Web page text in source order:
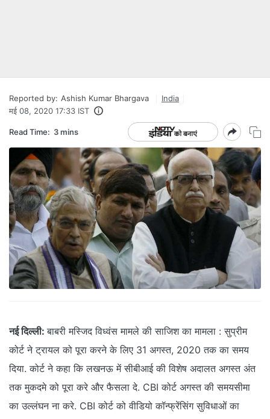
Reported by: Ashish Kumar Bhargava
India
मई 08, 2020 17:33 IST
Read Time: 3 mins
नई दिल्ली: बाबरी मस्जिद विध्वंस मामले की साजिश का मामला : सुप्रीम
कोर्ट ने ट्रायल को पूरा करने के लिए 31 अगस्त, 2020 तक का समय
दिया. कोर्ट ने कहा कि लखनऊ में सीबीआई की विशेष अदालत अगस्त अंत
तक मुकदमे को पूरा करे और फैसला दे. CBI कोर्ट अगस्त की समयसीमा
का उल्लंघन ना करे. CBI कोर्ट को वीडियो कॉन्फ्रेंसिंग सुविधाओं का